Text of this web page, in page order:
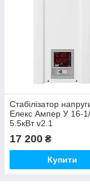
Стабілізатор
Елекс Ампер У 16-
5.5кВт v2.1
17 200 ₴
Купити